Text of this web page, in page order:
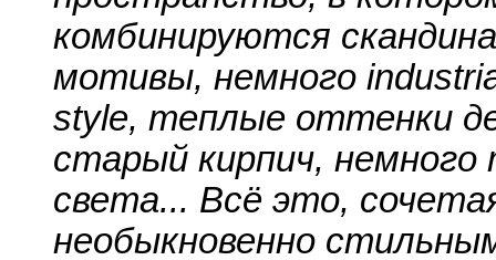
комбинируются
мотивы, немного
style, теплые оттенки
старый кирпич, немного
света... Всё это,
необыкновенно